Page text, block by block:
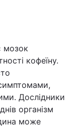
мозок
кофеїну.
Дослідники
організм
може